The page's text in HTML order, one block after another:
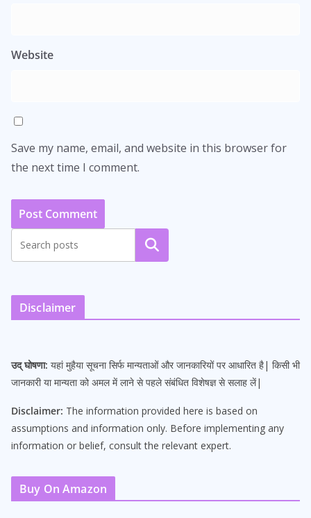
Website
Save my name, email, and website in this browser for
the next time I comment.
Search
Disclaimer
उद् घोषणा: यहां मुहैया सूचना सिर्फ मान्यताओं और जानकारियों पर आधारित है| किसी भी
जानकारी या मान्यता को अमल में लाने से पहले संबंधित विशेषज्ञ से सलाह लें|
Disclaimer: The information provided here is based on
assumptions and information only. Before implementing any
information or belief, consult the relevant expert.
Buy On Amazon